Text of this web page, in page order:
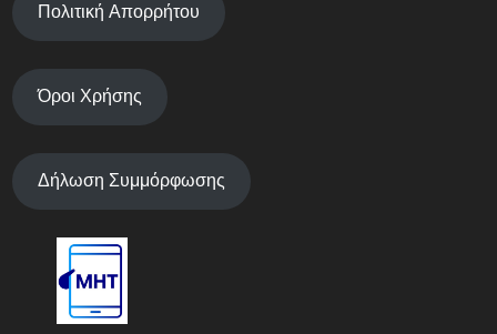
Πολιτική Απορρήτου
Όροι Χρήσης
Δήλωση Συμμόρφωσης